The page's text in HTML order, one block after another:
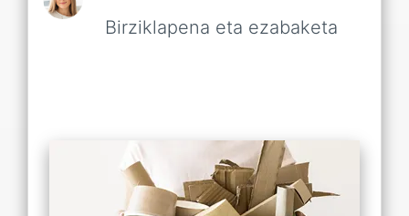
Birziklapena eta ezabaketa